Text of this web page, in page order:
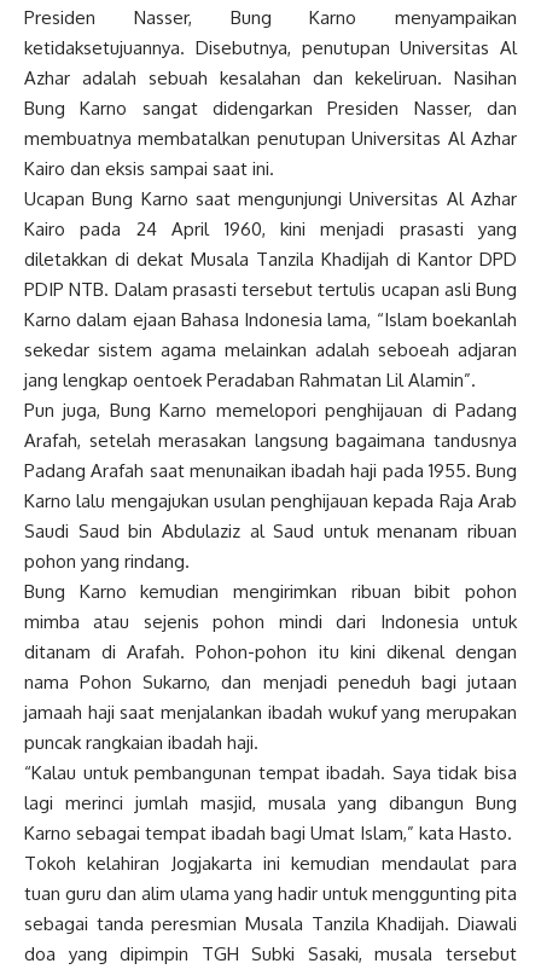
Presiden Nasser, Bung Karno menyampaikan
ketidaksetujuannya. Disebutnya, penutupan Universitas Al
Azhar adalah sebuah kesalahan dan kekeliruan. Nasihan
Bung Karno sangat didengarkan Presiden Nasser, dan
membuatnya membatalkan penutupan Universitas Al Azhar
Kairo dan eksis sampai saat ini.
Ucapan Bung Karno saat mengunjungi Universitas Al Azhar
Kairo pada 24 April 1960, kini menjadi prasasti yang
diletakkan di dekat Musala Tanzila Khadijah di Kantor DPD
PDIP NTB. Dalam prasasti tersebut tertulis ucapan asli Bung
Karno dalam ejaan Bahasa Indonesia lama, “Islam boekanlah
sekedar sistem agama melainkan adalah seboeah adjaran
jang lengkap oentoek Peradaban Rahmatan Lil Alamin”.
Pun juga, Bung Karno memelopori penghijauan di Padang
Arafah, setelah merasakan langsung bagaimana tandusnya
Padang Arafah saat menunaikan ibadah haji pada 1955. Bung
Karno lalu mengajukan usulan penghijauan kepada Raja Arab
Saudi Saud bin Abdulaziz al Saud untuk menanam ribuan
pohon yang rindang.
Bung Karno kemudian mengirimkan ribuan bibit pohon
mimba atau sejenis pohon mindi dari Indonesia untuk
ditanam di Arafah. Pohon-pohon itu kini dikenal dengan
nama Pohon Sukarno, dan menjadi peneduh bagi jutaan
jamaah haji saat menjalankan ibadah wukuf yang merupakan
puncak rangkaian ibadah haji.
“Kalau untuk pembangunan tempat ibadah. Saya tidak bisa
lagi merinci jumlah masjid, musala yang dibangun Bung
Karno sebagai tempat ibadah bagi Umat Islam,” kata Hasto.
Tokoh kelahiran Jogjakarta ini kemudian mendaulat para
tuan guru dan alim ulama yang hadir untuk menggunting pita
sebagai tanda peresmian Musala Tanzila Khadijah. Diawali
doa yang dipimpin TGH Subki Sasaki, musala tersebut